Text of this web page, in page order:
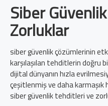
Siber
Zorluklar
siber güvenlik çözümlerinin
karşılaşılan tehditlerin doğru
dijital dünyanın hızla
çeşitlenmiş ve daha karmaşık
siber güvenlik tehditleri ve